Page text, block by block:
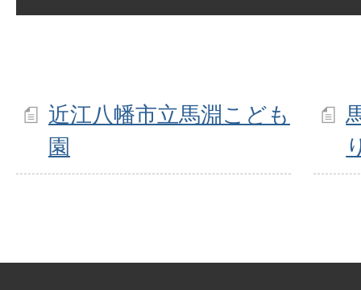
近江八幡市立馬淵こども
園